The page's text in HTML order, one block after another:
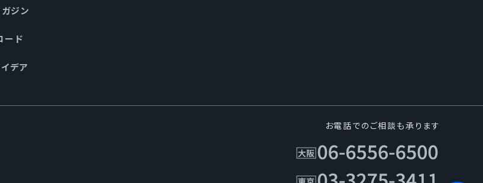
理的な安全対策を講ずるとともに、万一問題が発生した時には速やか
ムの確立・実施・維持・改善
を含む)を確立し、これを全従業者その他関係者に周知徹底させて実
す。
ジン
ード
デア
お電話でのご相談も承ります